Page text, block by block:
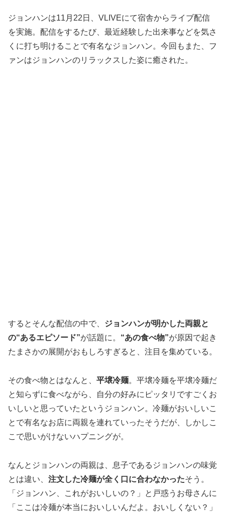
ジョンハンは11月22日、VLIVEにて宿舎からライブ配信
を実施。配信をするたび、最近経験した出来事などを気さ
くに打ち明けることで有名なジョンハン。今回もまた、フ
ァンはジョンハンのリラックスした姿に癒された。
するとそんな配信の中で、 ジョンハンが明かした両親と
の“あるエピソード”が話題に。 “あの食べ物”が原因で起き
たまさかの展開がおもしろすぎると、注目を集めている。
その食べ物とはなんと、 平壌冷麺。平壌冷麺を平壌冷麺だ
と知らずに食べながら、自分の好みにピッタリですごくお
いしいと思っていたというジョンハン。冷麺がおいしいこ
とで有名なお店に両親を連れていったそうだが、しかしこ
こで思いがけないハプニングが。
なんとジョンハンの両親は、息子であるジョンハンの味覚
とは違い、 注文した冷麺が全く口に合わなかったそう。
「ジョンハン、これがおいしいの？」と戸惑うお母さんに
「ここは冷麺が本当においしいんだよ。おいしくない？」